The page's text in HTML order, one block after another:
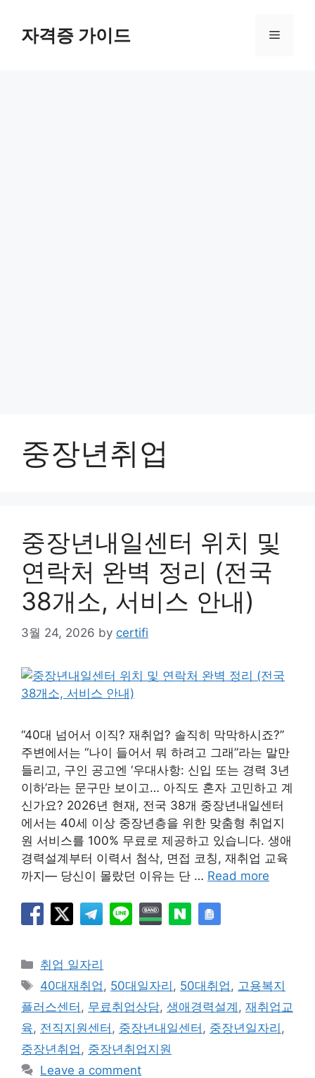
content자격증 가이드 Menu
중장년취업
중장년내일센터 위치 및
연락처 완벽 정리 (전국
38개소, 서비스 안내)
3월 24, 2026 by certifi
“40대 넘어서 이직? 재취업? 솔직히 막막하시죠?”
주변에서는 “나이 들어서 뭐 하려고 그래”라는 말만
들리고, 구인 공고엔 ‘우대사항: 신입 또는 경력 3년
이하’라는 문구만 보이고… 아직도 혼자 고민하고 계
신가요? 2026년 현재, 전국 38개 중장년내일센터
에서는 40세 이상 중장년층을 위한 맞춤형 취업지
원 서비스를 100% 무료로 제공하고 있습니다. 생애
경력설계부터 이력서 첨삭, 면접 코칭, 재취업 교육
까지— 당신이 몰랐던 이유는 단 … Read more
Categories
취업 일자리
Tags
40대재취업, 50대일자리 , 50대취업, 고용복지
플러스센터 , 무료취업상담, 생애경력설계 , 재취업교
육, 전직지원센터 , 중장년내일센터 , 중장년일자리 ,
중장년취업, 중장년취업지원
Leave a comment